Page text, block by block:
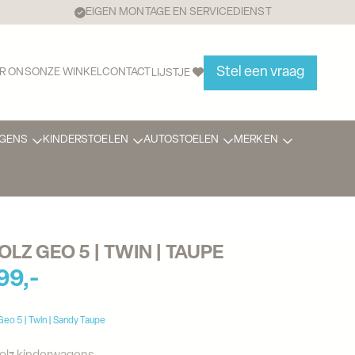
EIGEN MONTAGE EN SERVICEDIENST
ONSONZE WINKELCONTACT LIJSTJE Stel een vraag
KINDERSTOELEN AUTOSTOELEN MERKEN
GEO 5 | TWIN | TAUPE
5 | Twin | Sandy Taupe